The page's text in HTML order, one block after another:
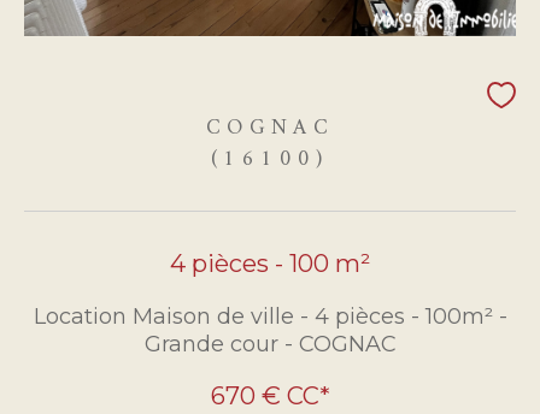
COGNAC
(16100)
4 pièces - 100 m²
Location Maison de ville - 4 pièces - 100m² -
Grande cour - COGNAC
670 € CC*